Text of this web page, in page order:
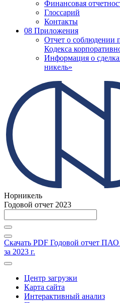
Финансовая
Глоссарий
Контакты
08 Приложения
Отчет о соблюдении
Кодекса
Информация о
никель»
Норникель
Годовой отчет 2023
Скачать PDF Годовой отчет
за 2023 г.
Центр загрузки
Карта сайта
Интерактивный анализ